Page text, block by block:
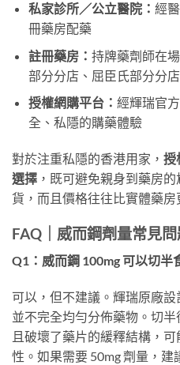
私家診所／公立醫院： 經
冊藥房配藥
註冊藥房： 持牌藥劑師在
部分分店、屈臣氏部分分店
授權網購平台： 經輝瑞官
全、私隱的購藥體驗
對於注重私隱的香港用家， 授
選擇 ，既可避免親身到藥房
貨，而且價格往往比實體藥房
FAQ｜威而鋼劑量常見
Q1：威而鋼 100mg 可以切半
可以，但不建議。輝瑞原廠
並不完全均勻分佈藥物。切
且破壞了藥片的緩釋結構，
性。如果需要 50mg 劑量，建